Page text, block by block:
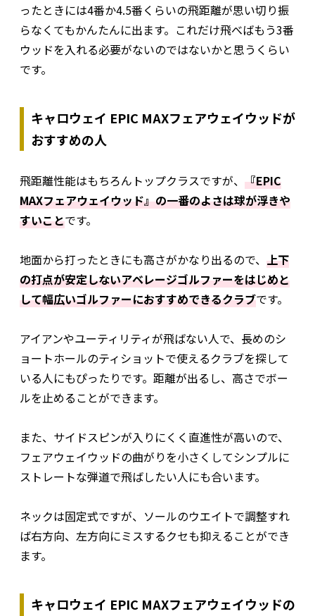
ったときには4番か4.5番くらいの飛距離が思い切り振
らなくてもかんたんに出ます。これだけ飛べばもう3番
ウッドを入れる必要がないのではないかと思うくらい
です。
キャロウェイ EPIC MAXフェアウェイウッドが
おすすめの人
飛距離性能はもちろんトップクラスですが、 『EPIC
MAXフェアウェイウッド』の一番のよさは球が浮きや
すいことです。
地面から打ったときにも高さがかなり出るので、 上下
の打点が安定しないアベレージゴルファーをはじめと
して幅広いゴルファーにおすすめできるクラブです。
アイアンやユーティリティが飛ばない人で、長めのシ
ョートホールのティショットで使えるクラブを探して
いる人にもぴったりです。距離が出るし、高さでボー
ルを止めることができます。
また、サイドスピンが入りにくく直進性が高いので、
フェアウェイウッドの曲がりを小さくしてシンプルに
ストレートな弾道で飛ばしたい人にも合います。
ネックは固定式ですが、ソールのウエイトで調整すれ
ば右方向、左方向にミスするクセも抑えることができ
ます。
キャロウェイ EPIC MAXフェアウェイウッドの